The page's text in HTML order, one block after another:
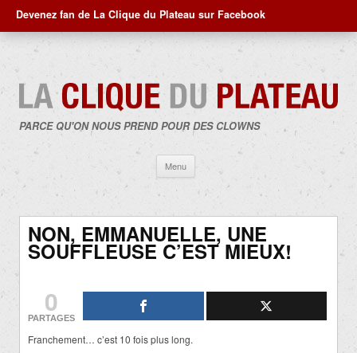
Devenez fan de La Clique du Plateau sur Facebook
PARCE QU'ON NOUS PREND POUR DES CLOWNS
Menu
contenu
NON, EMMANUELLE, UNE
SOUFFLEUSE C’EST MIEUX!
0
PARTAGES
Franchement… c’est 10 fois plus long.